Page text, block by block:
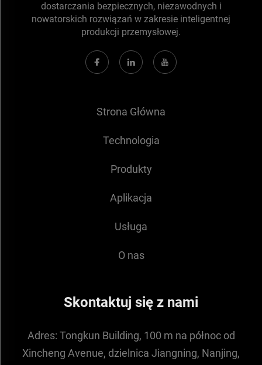
dostarczania bezpiecznych, niezawodnych i
nowatorskich rozwiązań w zakresie inteligentnej
produkcji przemysłowej.
Strona Główna
Technologia
Produkty
Aplikacja
Usługa
O nas
Skontaktuj się z nami
Adres: Tongkun Building, 100 m na północ od
Xincheng Avenue, dzielnica Jiangning, Nanjing,